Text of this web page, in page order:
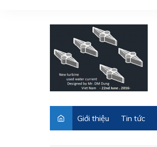
Giới thiệu Tin tức